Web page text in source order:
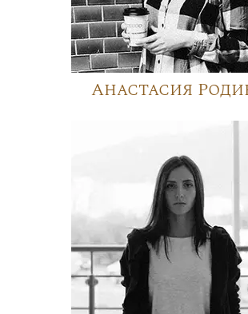
Анастасия